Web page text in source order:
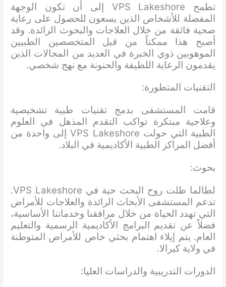
تطمح VPS Lakeshore إلى أن تكون الوجهة
المفضلة للأشخاص الذين يسعون للحصول على رعاية
صحية فائقة من خلال العلاجات والبحوث الرائدة. وقد
أصبح هذا ممكناً من قبل المتخصصين الطبيين
الموهوبين ذوي الخبرة في العديد من المجالات الذين
يقدمون الرعاية اللطيفة والحنونة مع نهج شخصي.
التقنيات المتطورة:
قامت المستشفى بدمج تقنيات طبية تشخيصية
وعلاجية مبتكرة تواكب التقدم المذهل في العلوم
الطبية التي حولت VPS Lakeshore إلى واحدة من
أفضل المراكز الطبية الأكاديمية في البلاد.
بحوث:
لطالما ظلت روح البحث حية في VPS Lakeshore.
تدعم المستشفى الأبحاث الرائدة والعلاجات للأمراض
التي تهدد الحياة من خلال مرافقنا وخدماتنا الأساسية،
فضلاً عن تقديم البرامج الأكاديمية الرسمية والتعليم
العام. يتم إيلاء اهتمام بحثي خاص للأمراض المتوطنة
في ولاية كيرالا.
الدورات التدريبية والدراسات العليا: